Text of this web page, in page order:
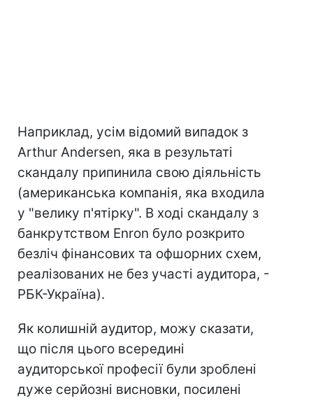
Наприклад, усім відомий випадок з
Arthur Andersen, яка в результаті
скандалу припинила свою діяльність
(американська компанія, яка входила
у "велику п'ятірку". В ході скандалу з
банкрутством Enron було розкрито
безліч фінансових та офшорних схем,
реалізованих не без участі аудитора, -
РБК-Україна).
Як колишній аудитор, можу сказати,
що після цього всередині
аудиторської професії були зроблені
дуже серйозні висновки, посилені